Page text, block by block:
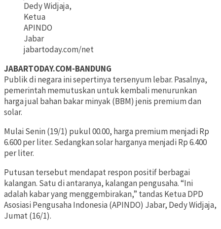
Dedy Widjaja,
Ketua
APINDO
Jabar
jabartoday.com/net
JABARTODAY.COM-BANDUNG
Publik di negara ini sepertinya tersenyum lebar. Pasalnya,
pemerintah memutuskan untuk kembali menurunkan
harga jual bahan bakar minyak (BBM) jenis premium dan
solar.
Mulai Senin (19/1) pukul 00.00, harga premium menjadi Rp
6.600 per liter. Sedangkan solar harganya menjadi Rp 6.400
per liter.
Putusan tersebut mendapat respon positif berbagai
kalangan. Satu di antaranya, kalangan pengusaha. “Ini
adalah kabar yang menggembirakan,” tandas Ketua DPD
Asosiasi Pengusaha Indonesia (APINDO) Jabar, Dedy Widjaja,
Jumat (16/1).